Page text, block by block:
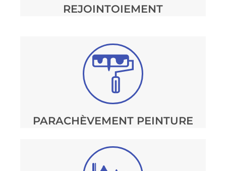
REJOINTOIEMENT
PARACHÈVEMENT PEINTURE